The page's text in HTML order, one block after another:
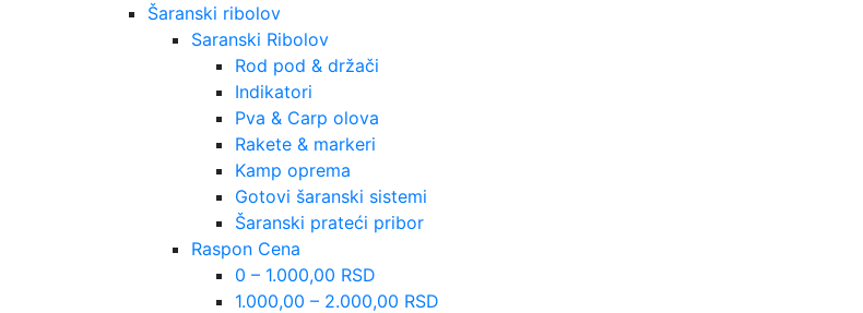
Šaranski ribolov
Saranski Ribolov
Rod pod & držači
Indikatori
Pva & Carp olova
Rakete & markeri
Kamp oprema
Gotovi šaranski sistemi
Šaranski prateći pribor
Raspon Cena
0 – 1.000,00 RSD
1.000,00 – 2.000,00 RSD